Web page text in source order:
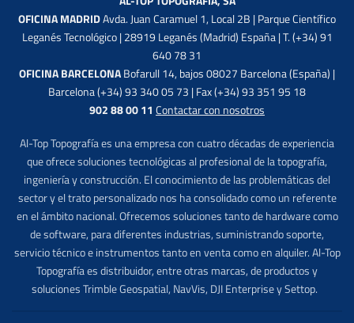
OFICINA MADRIDAvda. Juan Caramuel 1, Local 2B | Parque Científico
Leganés Tecnológico | 28919 Leganés (Madrid) España | T. (+34) 91
640 78 31
OFICINA BARCELONABofarull 14, bajos 08027 Barcelona (España) |
Barcelona (+34) 93 340 05 73 | Fax (+34) 93 351 95 18
902 88 00 11 Contactar con nosotros
Al-Top Topografía es una empresa con cuatro décadas de experiencia
que ofrece soluciones tecnológicas al profesional de la topografía,
ingeniería y construcción. El conocimiento de las problemáticas del
sector y el trato personalizado nos ha consolidado como un referente
en el ámbito nacional. Ofrecemos soluciones tanto de hardware como
de software, para diferentes industrias, suministrando soporte,
servicio técnico e instrumentos tanto en venta como en alquiler. Al-Top
Topografía es distribuidor, entre otras marcas, de productos y
soluciones Trimble Geospatial, NavVis, DJI Enterprise y Settop.